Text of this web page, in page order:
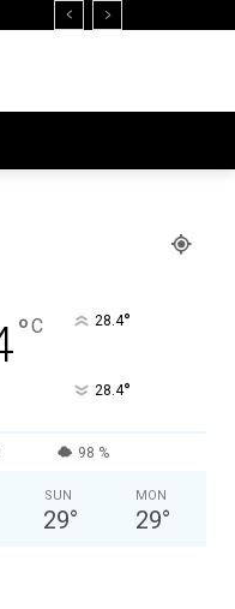
°C 28.4°
28.4°
98 %
SUN
29°
MON
29°